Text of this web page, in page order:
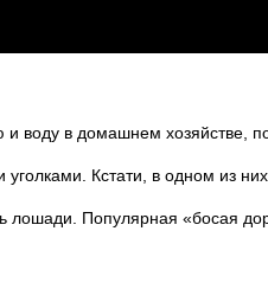
и воду в домашнем
Кстати, в одном из
лошади. Популярная «босая